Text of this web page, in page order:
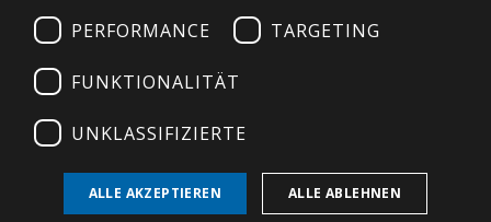
Besuchen Sie unseren Showroom
PERFORMANCE TARGETING
FUNKTIONALITÄT
UNKLASSIFIZIERTE
ALLE AKZEPTIEREN ALLE ABLEHNEN